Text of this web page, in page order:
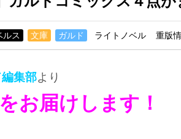
ルス 文庫 ガルド ライトノベル 重版
集部より
お届けします！